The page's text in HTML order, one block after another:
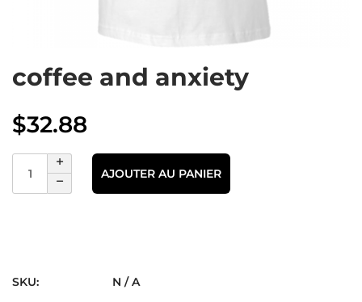
coffee and anxiety
$32.88
AJOUTER AU PANIER
SKU:
N / A